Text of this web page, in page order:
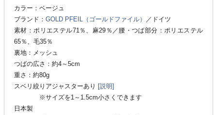
カラー：ベージュ
ブランド： GOLD PFEIL（ゴールドファイル）
／ドイツ
素材：ポリエステル71％、麻29％／腰・つば部分：ポリエステル
65％、毛35％
裏地：メッシュ
つばの広さ：約4～5cm
重さ：約80g
スベリ絞りアジャスターあり [説明]
※サイズを1～1.5cm小さくできます
日本製